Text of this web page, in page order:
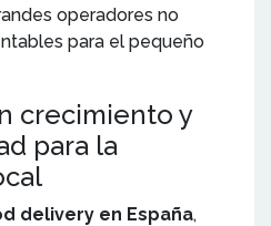
operadores no
para el pequeño
crecimiento y
para la
delivery en España,